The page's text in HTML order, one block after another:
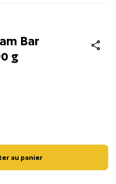
Bar
g
share
pour
la quantité pour
au panier